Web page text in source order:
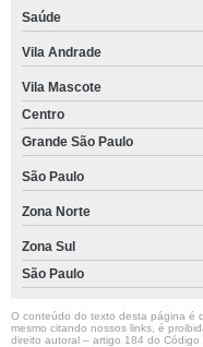
Saúde
Vila Andrade
Vila Mascote
Centro
Grande São Paulo
São Paulo
Zona Norte
Zona Sul
São Paulo
O conteúdo do texto desta página é
mesmo citando nossos links, é
direito autoral – artigo 184 do Código